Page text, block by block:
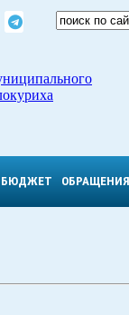
БЮДЖЕТ ОБРАЩЕНИЯ